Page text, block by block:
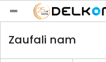
Zaufali nam